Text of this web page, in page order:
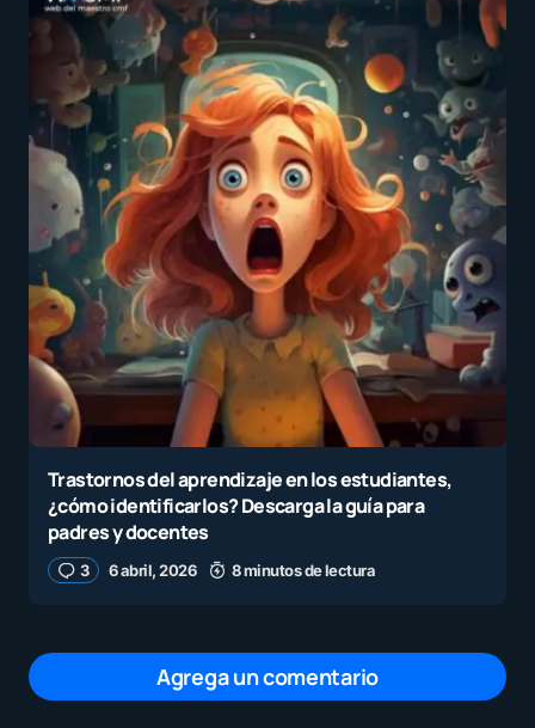
Trastornos del aprendizaje en los estudiantes,
¿cómo identificarlos? Descarga la guía para
padres y docentes
3 6 abril, 2026 8 minutos de lectura
Agrega un comentario